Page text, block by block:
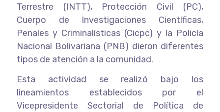
Terrestre (INTT), Protección Civil (PC),
Cuerpo de Investigaciones Científicas,
Penales y Criminalísticas (Cicpc) y la Policía
Nacional Bolivariana (PNB) dieron diferentes
tipos de atención a la comunidad.
Esta actividad se realizó bajo los
lineamientos establecidos por el
Vicepresidente Sectorial de Política de